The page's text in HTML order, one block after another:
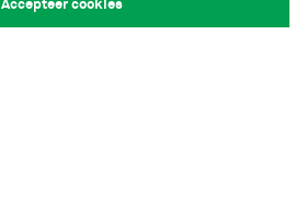
Accepteer cookies